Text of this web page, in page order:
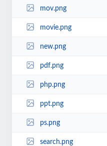
mov.png
movie.png
new.png
pdf.png
php.png
ppt.png
ps.png
search.png